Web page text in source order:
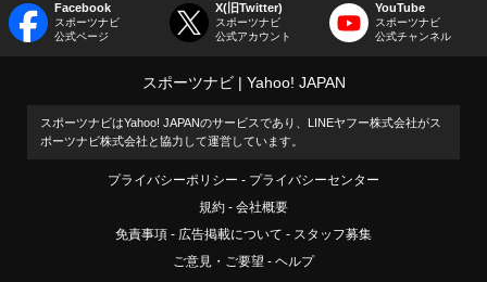
Facebook
スポーツナビ
公式ページ
X(旧Twitter)
スポーツナビ
公式アカウント
YouTube
スポーツナビ
公式チャンネル
スポーツナビ Yahoo! JAPAN
スポーツナビはYahoo! JAPANのサービスであり、LINEヤフー株式会社がス
ポーツナビ株式会社と協力して運営しています。
プライバシーポリシー
プライバシーセンター
規約
会社概要
免責事項
広告掲載について
スタッフ募集
ご意見・ご要望
ヘルプ